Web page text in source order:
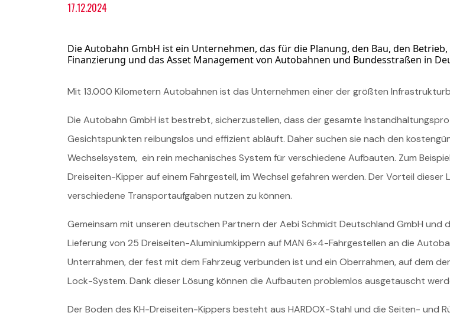
Über uns
Kontakt
17.12.2024
Die Autobahn GmbH ist ein Unternehmen, das für die Planung, den Bau, den
Finanzierung und das Asset Management von Autobahnen und Bundesstraßen in
Mit 13.000 Kilometern Autobahnen ist das Unternehmen einer der größten
Die Autobahn GmbH ist bestrebt, sicherzustellen, dass der gesamte
Gesichtspunkten reibungslos und effizient abläuft. Daher suchen sie nach den
Wechselsystem, ein rein mechanisches System für verschiedene Aufbauten. Zum
Dreiseiten-Kipper auf einem Fahrgestell, im Wechsel gefahren werden. Der Vorteil dieser
verschiedene Transportaufgaben nutzen zu können.
Gemeinsam mit unseren deutschen Partnern der Aebi Schmidt Deutschland GmbH und
Lieferung von 25 Dreiseiten-Aluminiumkippern auf MAN 6×4-Fahrgestellen an die
Unterrahmen, der fest mit dem Fahrzeug verbunden ist und ein Oberrahmen, auf dem
Lock-System. Dank dieser Lösung können die Aufbauten problemlos ausgetauscht
Der Boden des KH-Dreiseiten-Kippers besteht aus HARDOX-Stahl und die Seiten- und